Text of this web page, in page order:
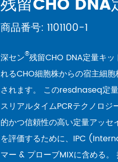
商品番号: 1101100-1
深セン®残留CHO DNA定量キ
れるCHO細胞株からの宿主細
されます。 このresdnaseq定
スリアルタイムPCRテクノロ
的かつ信頼性の高い定量アッ
を評価するために、IPC
マー & プローブMIXに含める。